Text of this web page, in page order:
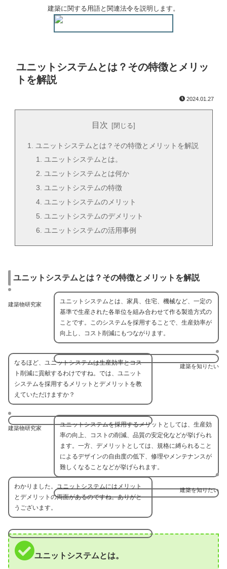
建築に関する用語と関連法令を説明します。
ユニットシステムとは？その特徴とメリッ
トを解説
2024.01.27
目次
ユニットシステムとは？その特徴とメリットを解説
ユニットシステムとは。
ユニットシステムとは何か
ユニットシステムの特徴
ユニットシステムのメリット
ユニットシステムのデメリット
ユニットシステムの活用事例
ユニットシステムとは？その特徴とメリットを解説
建築物研究家
ユニットシステムとは、家具、住宅、機械など、一定の
基準で生産された各単位を組み合わせて作る製造方式の
ことです。このシステムを採用することで、生産効率が
向上し、コスト削減にもつながります。
建築を知りたい
なるほど、ユニットシステムは生産効率とコス
ト削減に貢献するわけですね。では、ユニット
システムを採用するメリットとデメリットを教
えていただけますか？
建築物研究家
ユニットシステムを採用するメリットとしては、生産効
率の向上、コストの削減、品質の安定化などが挙げられ
ます。一方、デメリットとしては、規格に縛られること
によるデザインの自由度の低下、修理やメンテナンスが
難しくなることなどが挙げられます。
建築を知りたい
わかりました。ユニットシステムにはメリット
とデメリットの両面があるのですね。ありがと
うございます。
ユニットシステムとは。